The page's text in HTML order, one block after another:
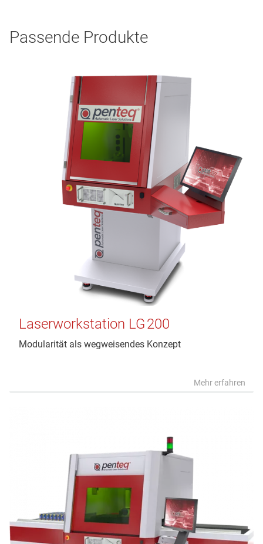
Passende Produkte
Laserworkstation LG 200
Modularität als wegweisendes Konzept
Mehr erfahren